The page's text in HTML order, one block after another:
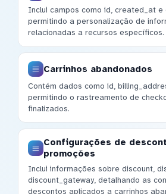
Inclui campos como id, created_at e
permitindo a personalização de
relacionadas a recursos específicos.
Carrinhos abandonados
Contém dados como id,
permitindo o rastreamento de
finalizados.
Configurações de
promoções
Inclui informações sobre discount,
discount_gateway, detalhando as
descontos aplicados a carrinhos